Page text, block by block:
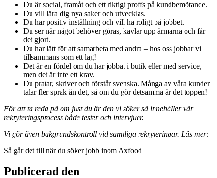
Du är social, framåt och ett riktigt proffs på kundbemötande.
Du vill lära dig nya saker och utvecklas.
Du har positiv inställning och vill ha roligt på jobbet.
Du ser när något behöver göras, kavlar upp ärmarna och får
det gjort.
Du har lätt för att samarbeta med andra – hos oss jobbar vi
tillsammans som ett lag!
Det är en fördel om du har jobbat i butik eller med service,
men det är inte ett krav.
Du pratar, skriver och förstår svenska. Många av våra kunder
talar fler språk än det, så om du gör detsamma är det toppen!
För att ta reda på om just du är den vi söker så innehåller vår
rekryteringsprocess både tester och intervjuer.
Vi gör även bakgrundskontroll vid samtliga rekryteringar. Läs mer:
Så går det till när du söker jobb inom Axfood
Publicerad den